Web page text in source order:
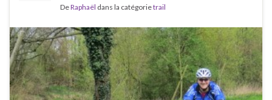
DeRaphaël dans la catégorietrail